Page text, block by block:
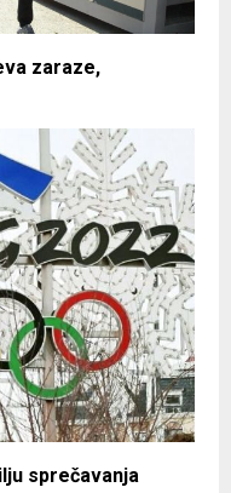
zaraze,
sprečavanja